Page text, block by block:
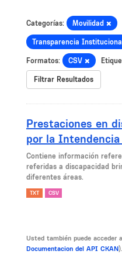
Categorías: Movilidad
Transparencia Institucional
Formatos: CSV
Filtrar Resultados
Prestaciones en
por la
Contiene información
referidas a discapacidad
diferentes áreas.
TXT CSV
Usted también puede acceder
Documentacion del API CKAN).